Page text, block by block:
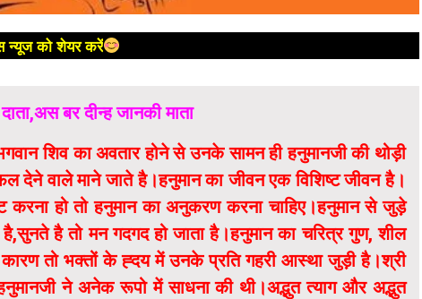
न्यूज को शेयर करें
बर दीन्ह जानकी माता
शिव का अवतार होने से उनके सामन ही हनुमानजी की थोड़ी
देने वाले माने जाते है।हनुमान का जीवन एक विशिष्ट जीवन है।
हो तो हनुमान का अनुकरण करना चाहिए।हनुमान से जुड़े
है तो मन गदगद हो जाता है।हनुमान का चरित्र गुण, शील
तो भक्तों के ह्दय में उनके प्रति गहरी आस्था जुड़ी है।श्री
ने अनेक रूपो में साधना की थी।अद्भुत त्याग और अद्भुत